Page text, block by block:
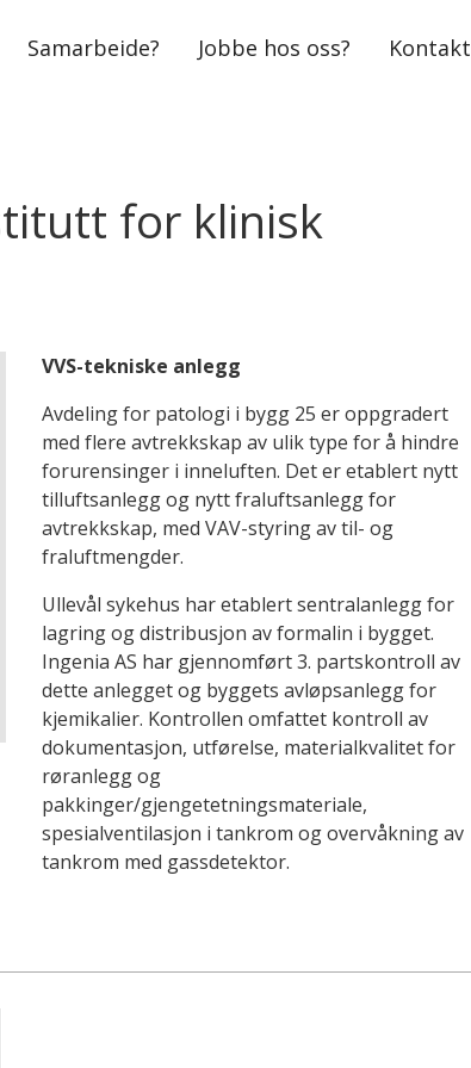
Samarbeide? Jobbe hos oss? Kontakt
for klinisk
VVS-tekniske anlegg
Avdeling for patologi i bygg 25 er oppgradert
med flere avtrekkskap av ulik type for å hindre
forurensinger i inneluften. Det er etablert nytt
tilluftsanlegg og nytt fraluftsanlegg for
avtrekkskap, med VAV-styring av til- og
fraluftmengder.
Ullevål sykehus har etablert sentralanlegg for
lagring og distribusjon av formalin i bygget.
Ingenia AS har gjennomført 3. partskontroll av
dette anlegget og byggets avløpsanlegg for
kjemikalier. Kontrollen omfattet kontroll av
dokumentasjon, utførelse, materialkvalitet for
røranlegg og
pakkinger/gjengetetningsmateriale,
spesialventilasjon i tankrom og overvåkning av
tankrom med gassdetektor.